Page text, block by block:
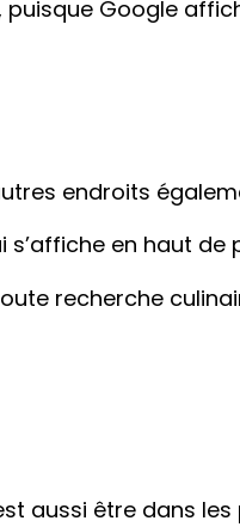
Google
endroits
s’affiche en haut de
recherche
aussi être dans